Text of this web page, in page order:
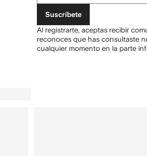
Suscríbete
Al registrarte, aceptas recibir
reconoces que has consultaste
cualquier momento en la parte